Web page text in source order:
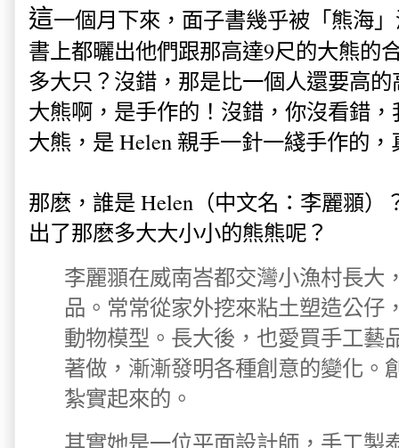
這一個月下來，面子書幾乎被「熊海
書上都曬出他們跟那高達9尺的大熊的
多大只？沒錯，那是比一個人還要高
大熊啊，是手作的！沒錯，你沒看錯
大熊，是 Helen 親手一針一綫手作的
那麽，誰是 Helen（中文名：李麗頨）
出了那麽多大大小小的熊熊呢？
李麗頨在威南峇都交灣小漁村長大
品。常常從家外挖來粘土塑造公仔
動物模型。長大後，也愛買手工藝
著做，漸漸發明各種創意的變化。
紮實起來的。